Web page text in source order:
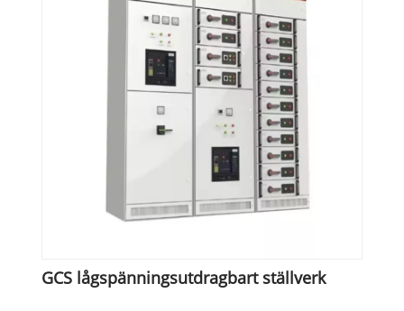
GCS lågspänningsutdragbart ställverk